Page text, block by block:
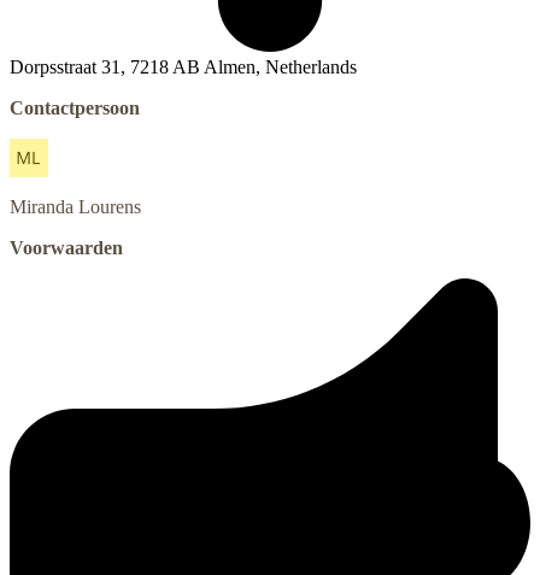
Dorpsstraat 31, 7218 AB Almen, Netherlands
Contactpersoon
Miranda Lourens
Voorwaarden